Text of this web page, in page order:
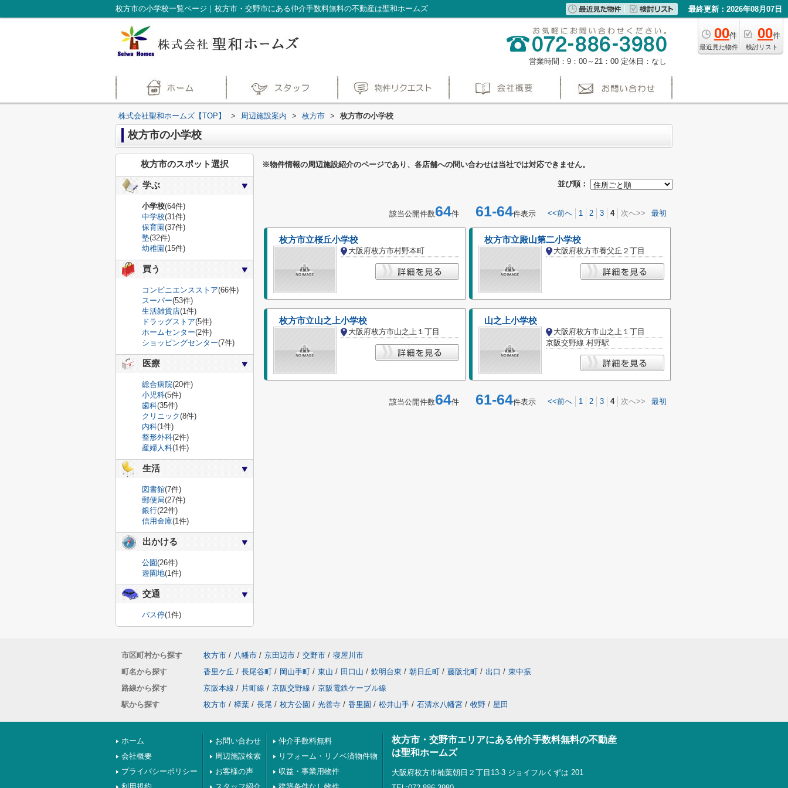
枚方市の小学校一覧ページ｜枚方市・交野市にある仲介手数料無料の不動産は聖和ホームズ 最終更新：2026年08月07日
00件
最近見た物件
00件
検討リスト
営業時間：9：00～21：00 定休日：なし
株式会社聖和ホームズ【TOP】 > 周辺施設案内 > 枚方市 > 枚方市の小学校
枚方市の小学校
※物件情報の周辺施設紹介のページであり、各店舗への問い合わせは当社では対応できません。
並び順：
該当公開件数64件 61-64件表示 <<前へ 1 2 3 4 次へ>> 最初
枚方市立桜丘小学校
大阪府枚方市村野本町
枚方市立殿山第二小学校
大阪府枚方市養父丘２丁目
枚方市立山之上小学校
大阪府枚方市山之上１丁目
山之上小学校
大阪府枚方市山之上１丁目
京阪交野線 村野駅
該当公開件数64件 61-64件表示 <<前へ 1 2 3 4 次へ>> 最初
枚方市のスポット選択
学ぶ
小学校(64件)
中学校(31件)
保育園(37件)
塾(32件)
幼稚園(15件)
買う
コンビニエンスストア(66件)
スーパー(53件)
生活雑貨店(1件)
ドラッグストア(5件)
ホームセンター(2件)
ショッピングセンター(7件)
医療
総合病院(20件)
小児科(5件)
歯科(35件)
クリニック(8件)
内科(1件)
整形外科(2件)
産婦人科(1件)
生活
図書館(7件)
郵便局(27件)
銀行(22件)
信用金庫(1件)
出かける
公園(26件)
遊園地(1件)
交通
バス停(1件)
市区町村から探す 枚方市 / 八幡市 / 京田辺市 / 交野市 / 寝屋川市
町名から探す
香里ケ丘 / 長尾谷町 / 岡山手町 / 東山 / 田口山 / 欽明台東 / 朝日丘町 / 藤阪北町 / 出口 / 東中振
路線から探す
京阪本線 / 片町線 / 京阪交野線 / 京阪電鉄ケーブル線
駅から探す
枚方市 / 樟葉 / 長尾 / 枚方公園 / 光善寺 / 香里園 / 松井山手 / 石清水八幡宮 / 牧野 / 星田
ホーム
会社概要
プライバシーポリシー
お問い合わせ
周辺施設検索
お客様の声
仲介手数料無料
リフォーム・リノベ済物件物
収益・事業用物件
枚方市・交野市エリアにある仲介手数料無料の不動産
は聖和ホームズ
大阪府枚方市楠葉朝日２丁目13-3 ジョイフルくずは 201